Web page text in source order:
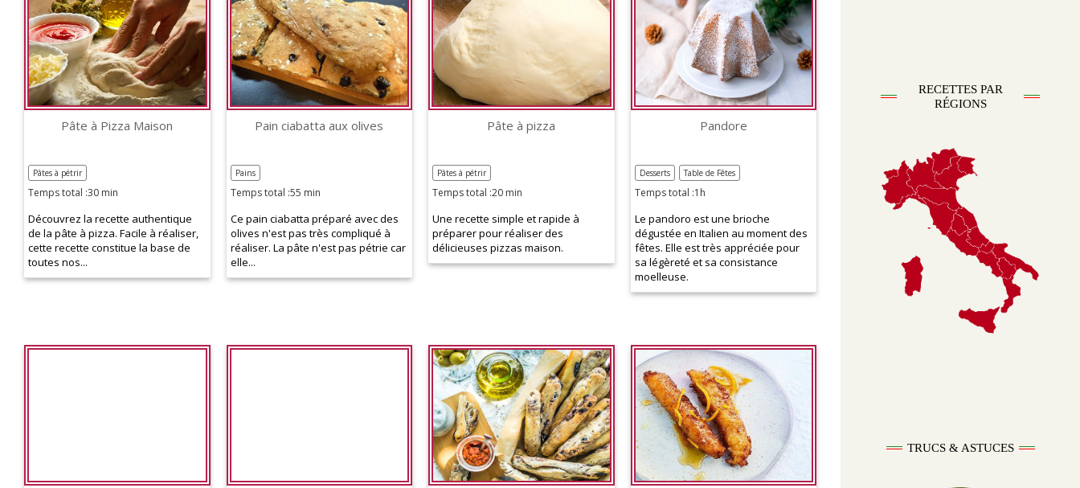
Pâte à Pizza Maison
Temps total :30 min
Pâtes à pétrir
Découvrez la recette authentique
de la pâte à pizza. Facile à réaliser,
cette recette constitue la base de
toutes nos...
Pain ciabatta aux olives
Temps total :55 min
Pains
Ce pain ciabatta préparé avec des
olives n'est pas très compliqué à
réaliser. La pâte n'est pas pétrie car
elle...
Pâte à pizza
Temps total :20 min
Pâtes à pétrir
Une recette simple et rapide à
préparer pour réaliser des
délicieuses pizzas maison.
Pandore
Temps total :1h
Desserts Table de Fêtes
Le pandoro est une brioche
dégustée en Italien au moment des
fêtes. Elle est très appréciée pour
sa légèreté et sa consistance
moelleuse.
RECETTES PAR
RÉGIONS
TRUCS & ASTUCES